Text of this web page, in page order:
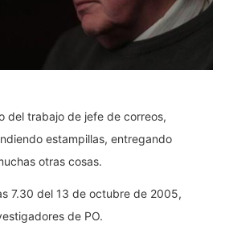
del trabajo de jefe de correos,
estampillas, entregando
otras cosas.
7.30 del 13 de octubre de 2005,
de PO.